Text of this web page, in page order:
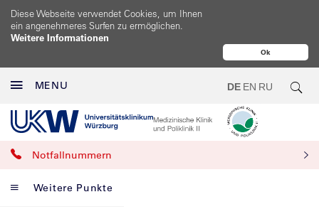
Ok
Diese Webseite verwendet Cookies, um Ihnen
ein angenehmeres Surfen zu ermöglichen.
Weitere Informationen
MENU DE EN RU
Notfallnummern
Weitere Punkte